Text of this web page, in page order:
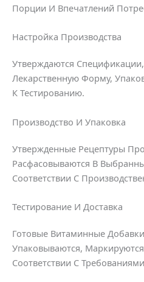
Порции И Впечатлений
Настройка Производства
Утверждаются
Лекарственную Форму,
К Тестированию.
Производство И Упаковка
Утвержденные Рецептуры
Расфасовываются В
Соответствии С
Тестирование И Доставка
Готовые Витаминные
Упаковываются,
Соответствии С